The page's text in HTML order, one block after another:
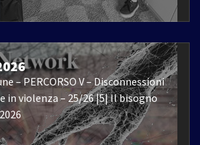
– PERCORSO V – Disconnessioni
violenza – 25/26 |5| Il bisogno